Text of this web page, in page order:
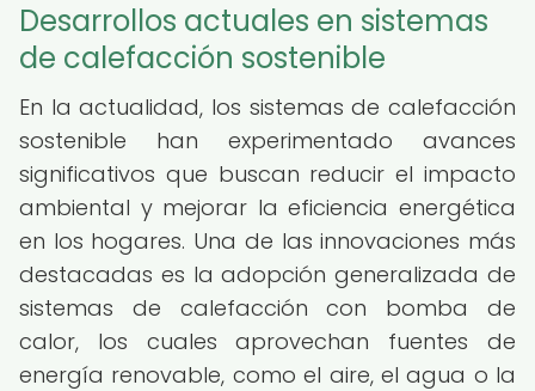
Desarrollos actuales en sistemas
de calefacción sostenible
En la actualidad, los sistemas de calefacción
sostenible han experimentado avances
significativos que buscan reducir el impacto
ambiental y mejorar la eficiencia energética
en los hogares. Una de las innovaciones más
destacadas es la adopción generalizada de
sistemas de calefacción con bomba de
calor, los cuales aprovechan fuentes de
energía renovable, como el aire, el agua o la